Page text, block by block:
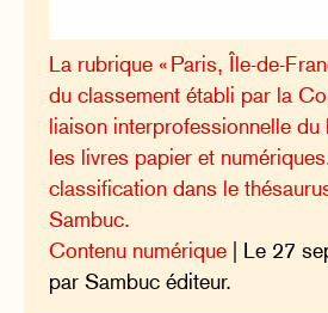
La rubrique « Paris, Île-de-
du classement établi par la
liaison interprofessionnelle
les livres papier et
classification dans le
Sambuc.
Contenu numérique | Le 27
par Sambuc éditeur.